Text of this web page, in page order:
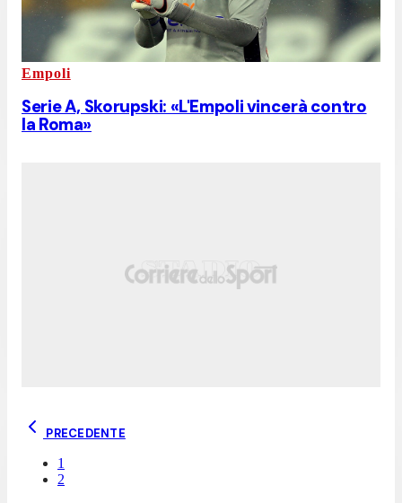
Empoli
Serie A, Skorupski: «L'Empoli vincerà contro
la Roma»
PRECEDENTE
1
2